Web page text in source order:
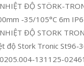
ĐỘ STÖRK-
-35/105°C 6m
ĐỘ STORK
độ Stork Tronic
131125-